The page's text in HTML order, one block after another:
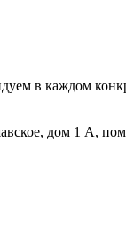
в каждом
дом 1 А,